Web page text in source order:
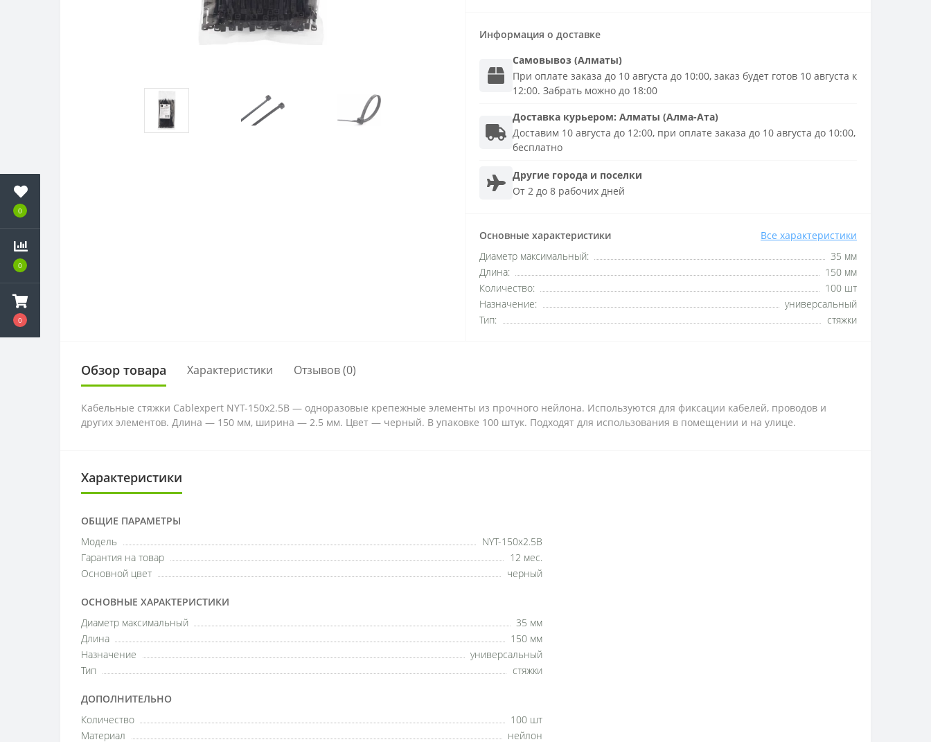
0
0
0
Информация о доставке
Самовывоз (Алматы)
При оплате заказа до 10 августа до 10:00, заказ будет готов 10 августа к
12:00. Забрать можно до 18:00
Доставка курьером: Алматы (Алма-Ата)
Доставим 10 августа до 12:00, при оплате заказа до 10 августа до 10:00,
бесплатно
Другие города и поселки
От 2 до 8 рабочих дней
Основные характеристики Все характеристики
Диаметр максимальный:
35 мм
Длина:
150 мм
Количество:
100 шт
Назначение:
универсальный
Тип:
стяжки
Обзор товара Характеристики Отзывов (0)
Кабельные стяжки Cablexpert NYT-150x2.5B — одноразовые крепежные элементы из прочного нейлона. Используются для фиксации кабелей, проводов и
других элементов. Длина — 150 мм, ширина — 2.5 мм. Цвет — черный. В упаковке 100 штук. Подходят для использования в помещении и на улице.
Характеристики
ОБЩИЕ ПАРАМЕТРЫ
Модель
NYT-150x2.5B
Гарантия на товар
12 мес.
Основной цвет
черный
ОСНОВНЫЕ ХАРАКТЕРИСТИКИ
Диаметр максимальный
35 мм
Длина
150 мм
Назначение
универсальный
Тип
стяжки
ДОПОЛНИТЕЛЬНО
Количество
100 шт
Материал
нейлон